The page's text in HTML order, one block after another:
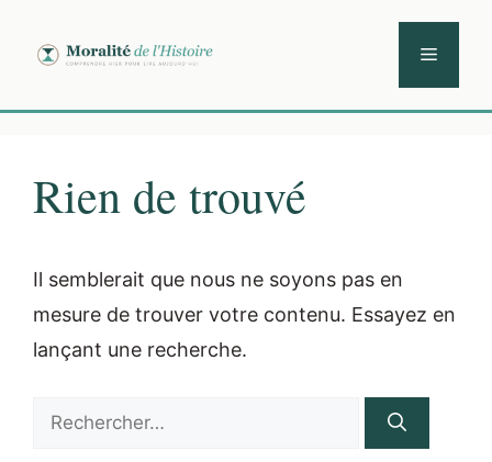
contenu
Menu
Rien de trouvé
Il semblerait que nous ne soyons pas en
mesure de trouver votre contenu. Essayez en
lançant une recherche.
Rechercher :